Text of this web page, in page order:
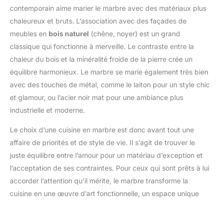
Cette table de bar avec rangement offre une structure robuste
kg, et les compartiments et tiroirs individuels supportent
jusqu'à 25 kg pour une utilisation quotidienne en toute sécurité.
Design Polyvalent – S'intègre à Tous les Styles : Cet îlot cuisine
avec rangement au design minimaliste de style campagne
intérieurs modernes, scandinaves ou rustiques. Un meuble qui
sublime votre espace sans le surcharger.
contemporain aime marier le marbre avec des matériaux plus
chaleureux et bruts. L’association avec des façades de
meubles en bois naturel (chêne, noyer) est un grand
classique qui fonctionne à merveille. Le contraste entre la
chaleur du bois et la minéralité froide de la pierre crée un
équilibre harmonieux. Le marbre se marie également très bien
avec des touches de métal, comme le laiton pour un style chic
et glamour, ou l’acier noir mat pour une ambiance plus
industrielle et moderne.
Le choix d’une cuisine en marbre est donc avant tout une
affaire de priorités et de style de vie. Il s’agit de trouver le
juste équilibre entre l’amour pour un matériau d’exception et
l’acceptation de ses contraintes. Pour ceux qui sont prêts à lui
accorder l’attention qu’il mérite, le marbre transforme la
cuisine en une œuvre d’art fonctionnelle, un espace unique